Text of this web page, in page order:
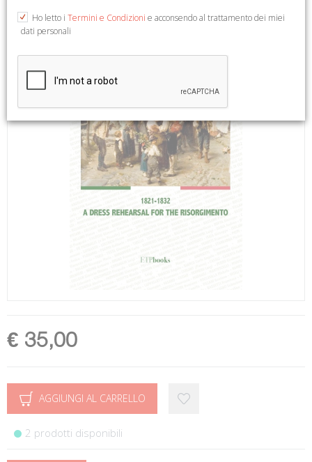
€ 35,00
AGGIUNGI AL CARRELLO
2 prodotti disponibili
Ho letto i Termini e Condizioni e acconsendo al trattamento dei miei
dati personali